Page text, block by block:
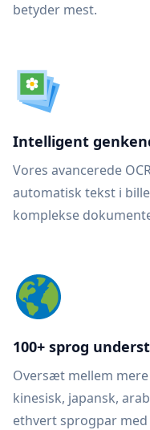
betyder mest.
Intelligent
Vores avancerede
automatisk tekst i
komplekse
100+ sprog
Oversæt mellem
kinesisk, japansk,
ethvert sprogpar med